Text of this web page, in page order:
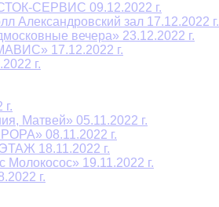
СЕРВИС 09.12.2022 г.
Александровский зал 17.12.2022 г.
вечера» 23.12.2022 г.
17.12.2022 г.
г.
Матвей» 05.11.2022 г.
08.11.2022 г.
18.11.2022 г.
19.11.2022 г.
г.